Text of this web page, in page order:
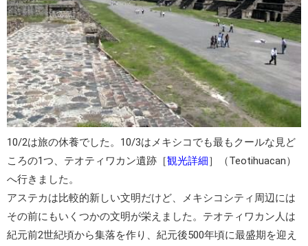
10/2は旅の休養でした。10/3はメキシコでも最もクールな見ど
ころの1つ、 テオティワカン遺跡 ［観光詳細］（Teotihuacan）
へ行きました。
アステカは比較的新しい文明だけど、メキシコシティ周辺には
その前にもいくつかの文明が栄えました。テオティワカン人は
紀元前2世紀頃から集落を作り、紀元後500年頃に最盛期を迎え